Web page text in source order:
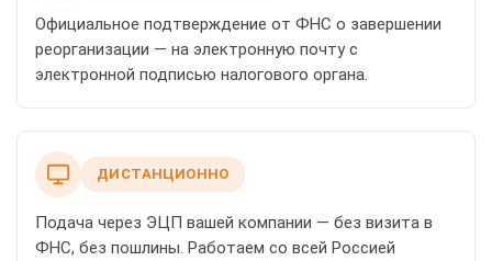
Официальное подтверждение от ФНС о завершении
реорганизации — на электронную почту с
электронной подписью налогового органа.
ДИСТАНЦИОННО
Подача через ЭЦП вашей компании — без визита в
ФНС, без пошлины. Работаем со всей Россией